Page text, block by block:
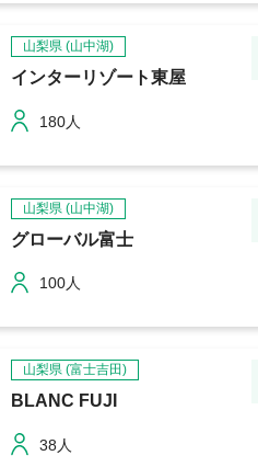
山梨県 (山中湖)
インターリゾート東屋
180人
山梨県 (山中湖)
グローバル富士
100人
山梨県 (富士吉田)
BLANC FUJI
38人